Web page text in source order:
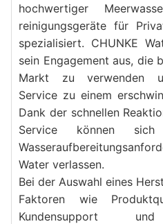
hochwertiger
reinigungsgeräte für
spezialisiert. CHUNKE
sein Engagement aus, die
Markt zu verwenden
Service zu einem
Dank der schnellen
Service können
Water verlassen.
Bei der Auswahl eines
Faktoren wie
Kundensupport und